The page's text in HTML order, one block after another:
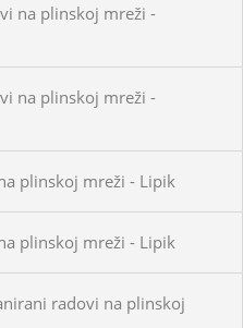
na plinskoj mreži -
na plinskoj mreži -
plinskoj mreži - Lipik
plinskoj mreži - Lipik
radovi na plinskoj